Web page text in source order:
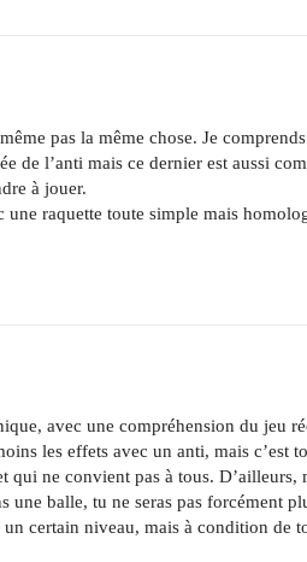
pas la même chose. Je
de l’anti mais ce dernier est aussi
à jouer.
une raquette toute simple mais
avec une compréhension du jeu
les effets avec un anti, mais c’est
qui ne convient pas à tous. D’ailleurs,
une balle, tu ne seras pas forcément
certain niveau, mais à condition de